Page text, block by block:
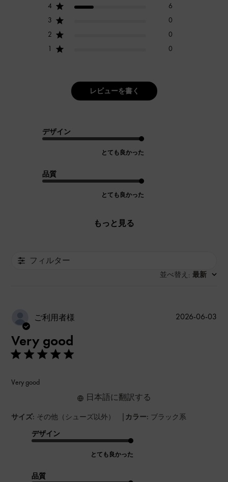
4
6
3
0
2
0
1
0
レビューを書く
デザイン
とても良かった
品質
とても良かった
もっと見る
フィルター
並べ替え : 最新
ご利用者様
Very good
Very good
サイズ: その他（シューズ以外） | カラー: ブラック系
デザイン
とても良かった
品質
日本語に翻訳する
公
2026-06-03